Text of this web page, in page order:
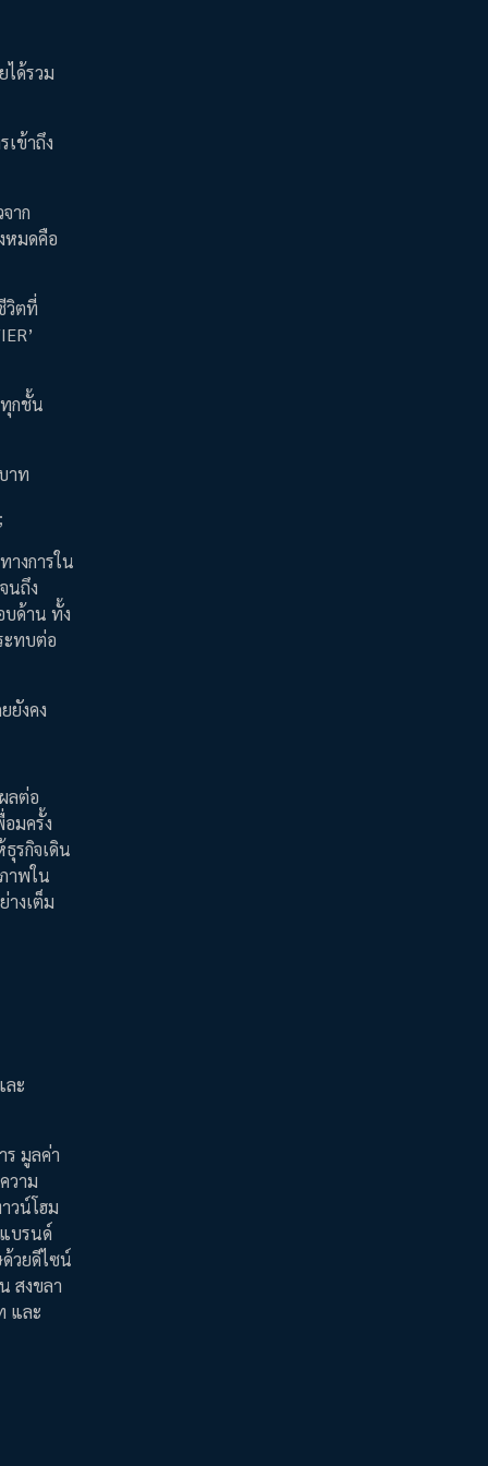
ได้รวม
ข้าถึง
าก
หมดคือ
วิตที่
กชั้น
าท
;
งการใน
นถึง
บด้าน ทั้ง
ะทบต่อ
ยังคง
ลต่อ
มครั้ง
รกิจเดิน
าพใน
งเต็ม
ละ
ร มูลค่า
วาม
วน์โฮม
บรนด์
วยดีไซน์
สงขลา
และ